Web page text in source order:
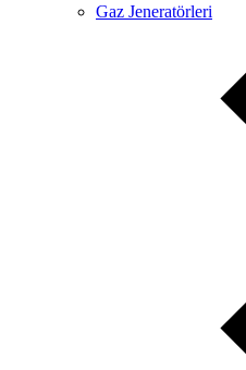
Gaz Jeneratörleri